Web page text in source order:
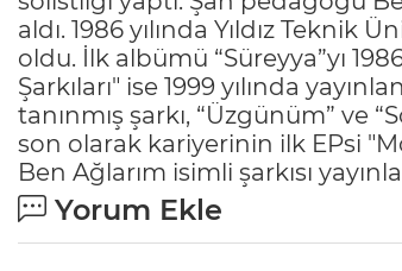
aldı. 1986 yılında Yıldız
oldu. İlk albümü “Süreyya”yı
Şarkıları" ise 1999 yılında
tanınmış şarkı, “Üzgünüm” ve
son olarak kariyerinin ilk EPsi
Ben Ağlarım isimli şarkısı
Yorum Ekle